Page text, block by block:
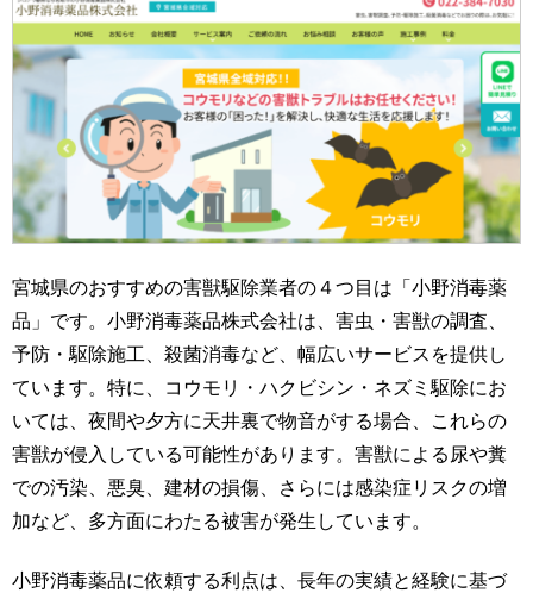
宮城県のおすすめの害獣駆除業者の４つ目は「小野消毒薬
品」です。小野消毒薬品株式会社は、害虫・害獣の調査、
予防・駆除施工、殺菌消毒など、幅広いサービスを提供し
ています。特に、コウモリ・ハクビシン・ネズミ駆除にお
いては、夜間や夕方に天井裏で物音がする場合、これらの
害獣が侵入している可能性があります。害獣による尿や糞
での汚染、悪臭、建材の損傷、さらには感染症リスクの増
加など、多方面にわたる被害が発生しています。
小野消毒薬品に依頼する利点は、長年の実績と経験に基づ